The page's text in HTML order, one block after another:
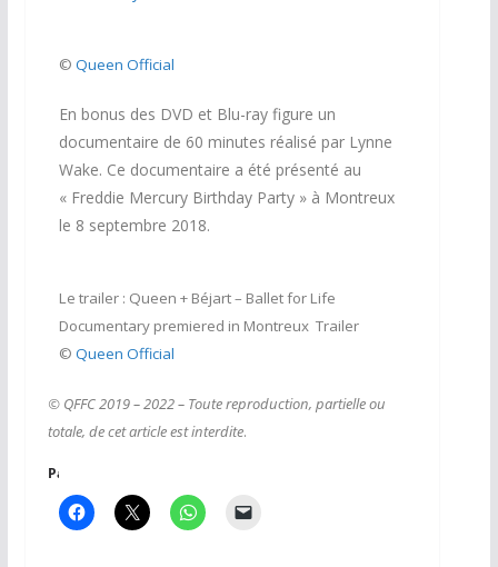
© Queen Official
En bonus des DVD et Blu-ray figure un
documentaire de 60 minutes réalisé par Lynne
Wake. Ce documentaire a été présenté au
« Freddie Mercury Birthday Party » à Montreux
le 8 septembre 2018.
Le trailer : Queen + Béjart – Ballet for Life
Documentary premiered in Montreux Trailer
© Queen Official
© QFFC 2019 – 2022 – Toute reproduction, partielle ou
totale, de cet article est interdite.
Partager :